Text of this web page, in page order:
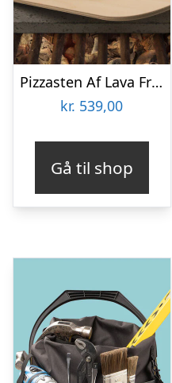
Pizzasten Af Lava Fra Etna
kr. 539,00
Gå til shop